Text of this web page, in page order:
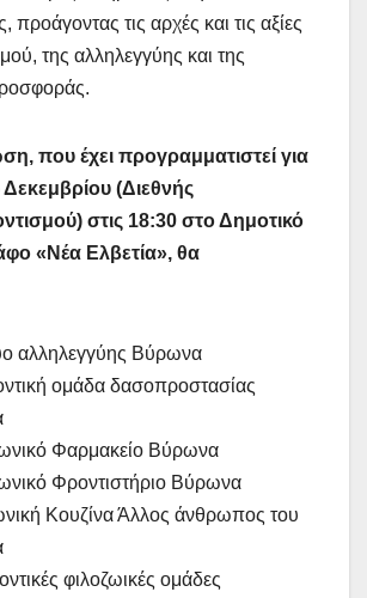
προάγοντας τις αρχές και τις αξίες
της αλληλεγγύης και της
που έχει προγραμματιστεί για
(Διεθνής
στις 18:30 στο Δημοτικό
«Νέα Ελβετία», θα
αλληλεγγύης Βύρωνα
ομάδα δασοπροστασίας
Φαρμακείο Βύρωνα
Φροντιστήριο Βύρωνα
Κουζίνα Άλλος άνθρωπος του
φιλοζωικές ομάδες